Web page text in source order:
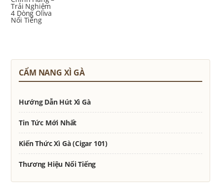
CẨM NANG XÌ GÀ
Hướng Dẫn Hút Xì Gà
Tin Tức Mới Nhất
Kiến Thức Xì Gà (Cigar 101)
Thương Hiệu Nổi Tiếng